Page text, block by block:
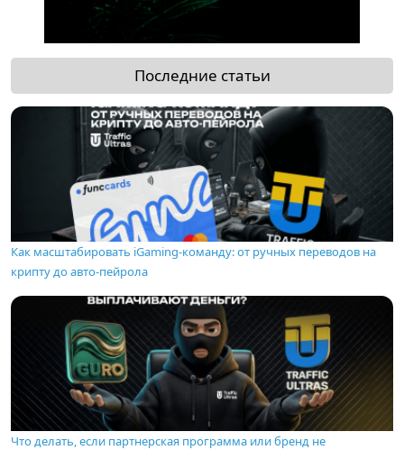
Последние статьи
Как масштабировать iGaming-команду: от ручных переводов на
крипту до авто-пейрола
Что делать, если партнерская программа или бренд не